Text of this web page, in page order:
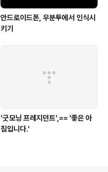
안드로이드폰, 우분투에서 인식시
키기
'굿모닝 프레지던트',== '좋은 아
침입니다.'